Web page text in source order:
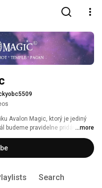
Avalon Magic, ktorý je jediný
budeme pravidelne pridávať
nášho obchodiku a produktoch v
...more
Search